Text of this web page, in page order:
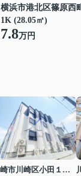
横浜市港北区篠原西
1K (28.05㎡)
7.8万円
川崎市川崎区小田１丁目